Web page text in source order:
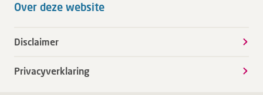
Over deze website
Disclaimer
Privacyverklaring